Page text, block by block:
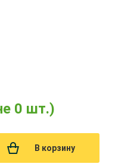
0 шт.)
В корзину